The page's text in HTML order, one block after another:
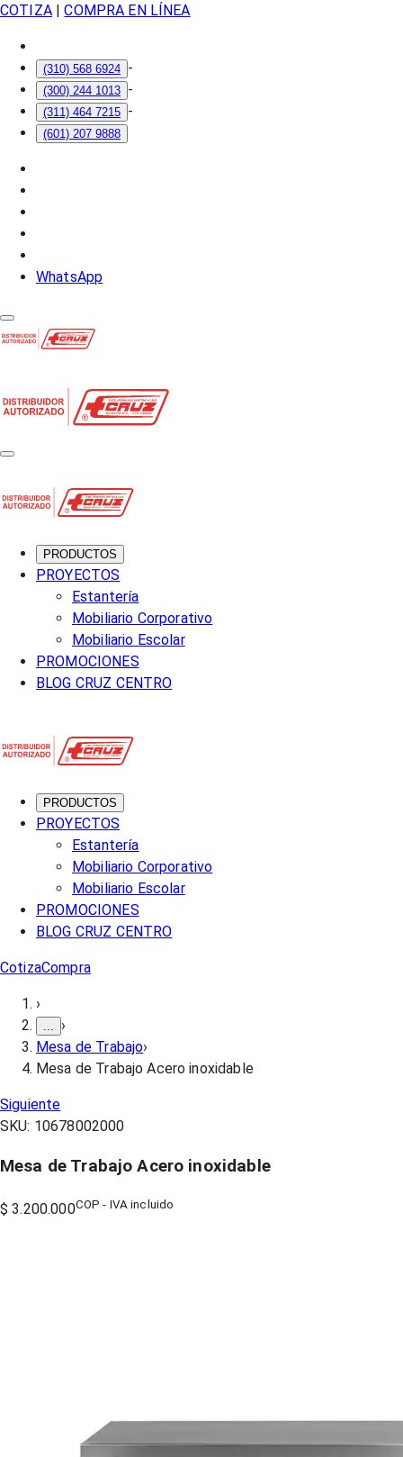
COTIZA| COMPRA EN LÍNEA
(310) 568 6924 -
(300) 244 1013 -
(311) 464 7215 -
(601) 207 9888
WhatsApp
PRODUCTOS
PROYECTOS
Estantería
Mobiliario Corporativo
Mobiliario Escolar
PROMOCIONES
BLOG CRUZ CENTRO
PRODUCTOS
PROYECTOS
Estantería
Mobiliario Corporativo
Mobiliario Escolar
PROMOCIONES
BLOG CRUZ CENTRO
CotizaCompra
›
›
Mesa de Trabajo›
Mesa de Trabajo Acero inoxidable
Siguiente
SKU: 10678002000
Mesa de Trabajo Acero inoxidable
$ 3.200.000COP - IVA incluido